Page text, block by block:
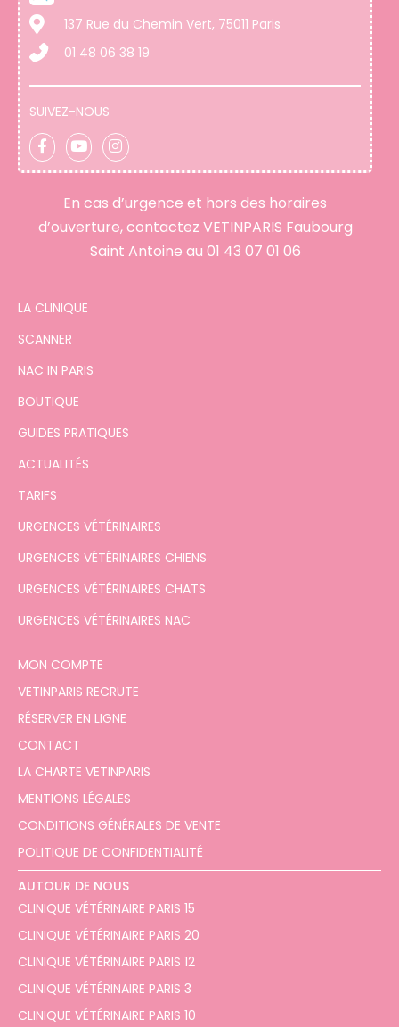
137 Rue du Chemin Vert, 75011 Paris
01 48 06 38 19
SUIVEZ-NOUS
En cas d’urgence et hors des horaires
d’ouverture, contactez VETINPARIS Faubourg
Saint Antoine au 01 43 07 01 06
LA CLINIQUE
SCANNER
NAC IN PARIS
BOUTIQUE
GUIDES PRATIQUES
ACTUALITÉS
TARIFS
URGENCES VÉTÉRINAIRES
URGENCES VÉTÉRINAIRES CHIENS
URGENCES VÉTÉRINAIRES CHATS
URGENCES VÉTÉRINAIRES NAC
MON COMPTE
VETINPARIS RECRUTE
RÉSERVER EN LIGNE
CONTACT
LA CHARTE VETINPARIS
MENTIONS LÉGALES
CONDITIONS GÉNÉRALES DE VENTE
POLITIQUE DE CONFIDENTIALITÉ
AUTOUR DE NOUS
CLINIQUE VÉTÉRINAIRE PARIS 15
CLINIQUE VÉTÉRINAIRE PARIS 20
CLINIQUE VÉTÉRINAIRE PARIS 12
CLINIQUE VÉTÉRINAIRE PARIS 3
CLINIQUE VÉTÉRINAIRE PARIS 10